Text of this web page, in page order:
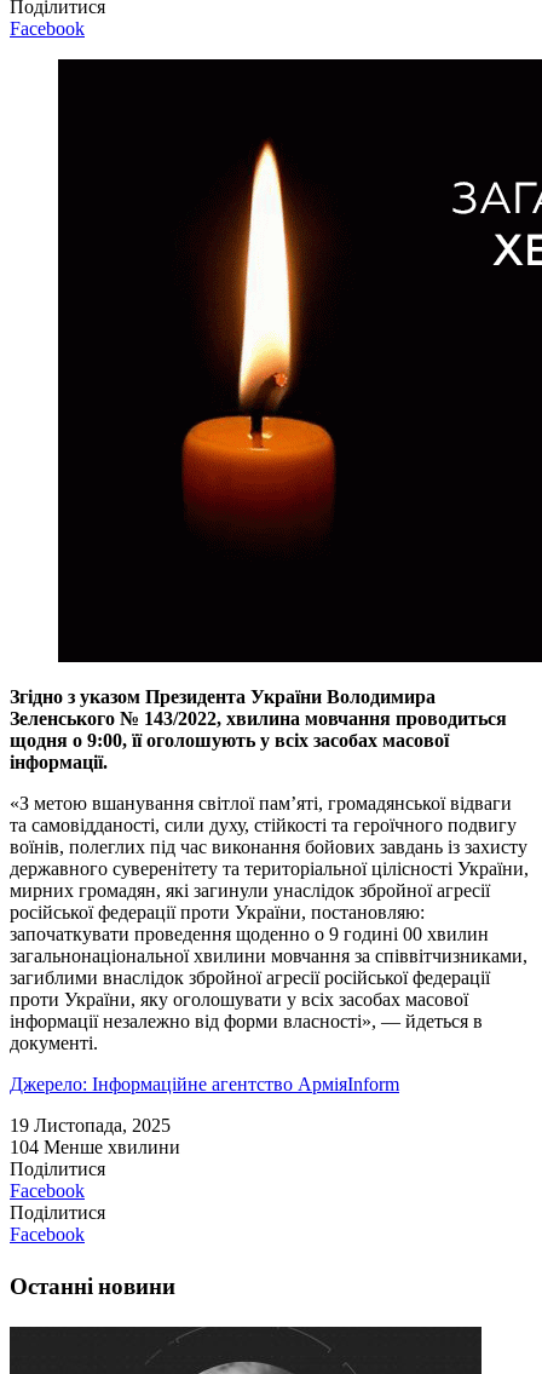
Поділитися
Facebook
Згідно з указом Президента України Володимира
Зеленського № 143/2022, хвилина мовчання проводиться
щодня о 9:00, її оголошують у всіх засобах масової
інформації.
«З метою вшанування світлої пам’яті, громадянської відваги
та самовідданості, сили духу, стійкості та героїчного подвигу
воїнів, полеглих під час виконання бойових завдань із захисту
державного суверенітету та територіальної цілісності України,
мирних громадян, які загинули унаслідок збройної агресії
російської федерації проти України, постановляю:
започаткувати проведення щоденно о 9 годині 00 хвилин
загальнонаціональної хвилини мовчання за співвітчизниками,
загиблими внаслідок збройної агресії російської федерації
проти України, яку оголошувати у всіх засобах масової
інформації незалежно від форми власності», — йдеться в
документі.
Джерело: Інформаційне агентство АрміяInform
19 Листопада, 2025
104 Менше хвилини
Поділитися
Facebook
Поділитися
Facebook
Останні новини